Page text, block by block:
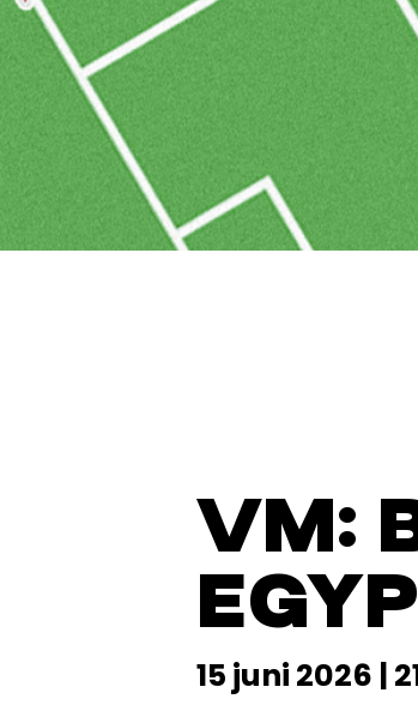
VM:
15 juni 2026 |